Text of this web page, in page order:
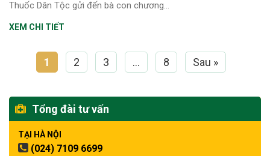
Thuốc Dân Tộc gửi đến bà con chương...
XEM CHI TIẾT
1 2 3 … 8 Sau »
Tổng đài tư vấn
TẠI HÀ NỘI
(024) 7109 6699